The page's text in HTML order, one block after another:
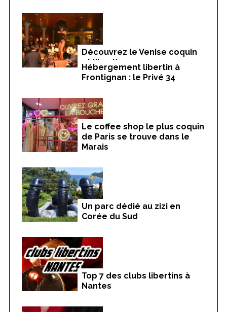
Découvrez le Venise coquin
et libertin
Hébergement libertin à
Frontignan : le Privé 34
Le coffee shop le plus coquin
de Paris se trouve dans le
Marais
Un parc dédié au zizi en
Corée du Sud
Top 7 des clubs libertins à
Nantes